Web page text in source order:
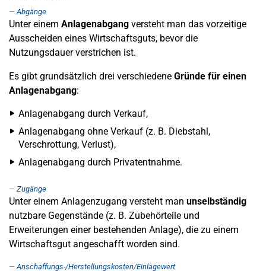
Abgänge
Unter einem Anlagenabgang versteht man das vorzeitige
Ausscheiden eines Wirtschaftsguts, bevor die
Nutzungsdauer verstrichen ist.
Es gibt grundsätzlich drei verschiedene Gründe für einen
Anlagenabgang:
Anlagenabgang durch Verkauf,
Anlagenabgang ohne Verkauf (z. B. Diebstahl,
Verschrottung, Verlust),
Anlagenabgang durch Privatentnahme.
Zugänge
Unter einem Anlagenzugang versteht man unselbständig
nutzbare Gegenstände (z. B. Zubehörteile und
Erweiterungen einer bestehenden Anlage), die zu einem
Wirtschaftsgut angeschafft worden sind.
Anschaffungs-/Herstellungskosten/Einlagewert